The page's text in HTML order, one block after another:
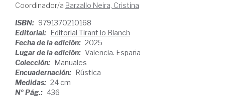
Coordinador/a Barzallo Neira, Cristina
ISBN: 9791370210168
Editorial: Editorial Tirant lo Blanch
Fecha de la edición: 2025
Lugar de la edición: Valencia. España
Colección: Manuales
Encuadernación: Rústica
Medidas: 24 cm
Nº Pág.: 436